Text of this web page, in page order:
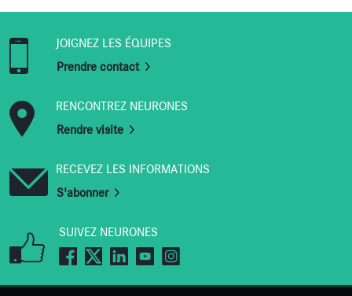
JOIGNEZ LES ÉQUIPES
Prendre contact
RENCONTREZ NEURONES
Rendre visite
RECEVEZ LES INFORMATIONS
S'abonner
SUIVEZ NEURONES